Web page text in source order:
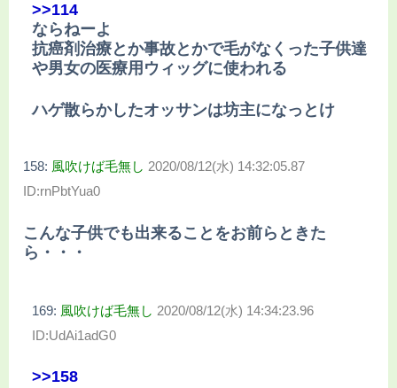
>>114
ならねーよ
抗癌剤治療とか事故とかで毛がなくった子供達
や男女の医療用ウィッグに使われる
ハゲ散らかしたオッサンは坊主になっとけ
158: 風吹けば毛無し 2020/08/12(水) 14:32:05.87
ID:rnPbtYua0
こんな子供でも出来ることをお前らときた
ら・・・
169: 風吹けば毛無し 2020/08/12(水) 14:34:23.96
ID:UdAi1adG0
>>158